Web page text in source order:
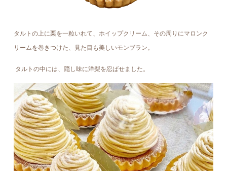
タルトの上に栗を一粒いれて、ホイップクリーム、その周りにマロンク
リームを巻 きつけた、見た目も美しいモンブラン。
タルトの中には、隠し味に洋梨を忍ばせました。